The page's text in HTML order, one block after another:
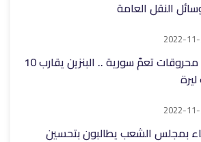
النقل العامة
2022-
أزمة محروقات تعمّ سورية .. البنزين يقارب 10
2022-
بمجلس الشعب يطالبون بتحسين